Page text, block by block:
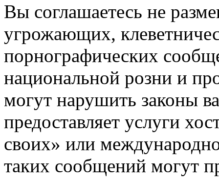
Вы соглашаетесь не
угрожающих,
порнографических
национальной розни и
могут нарушить законы
предоставляет услуги
своих» или
таких сообщений могут